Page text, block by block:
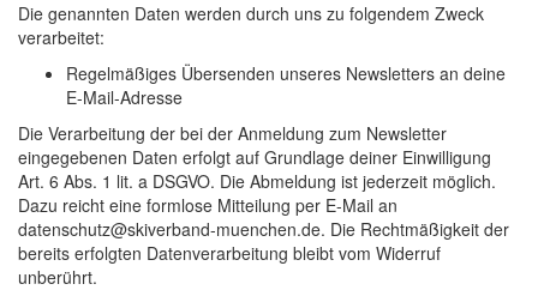
Die genannten Daten werden durch uns zu folgendem Zweck
verarbeitet:
Regelmäßiges Übersenden unseres Newsletters an deine
E-Mail-Adresse
Die Verarbeitung der bei der Anmeldung zum Newsletter
eingegebenen Daten erfolgt auf Grundlage deiner Einwilligung
Art. 6 Abs. 1 lit. a DSGVO. Die Abmeldung ist jederzeit möglich.
Dazu reicht eine formlose Mitteilung per E-Mail an
datenschutz@skiverband-muenchen.de. Die Rechtmäßigkeit der
bereits erfolgten Datenverarbeitung bleibt vom Widerruf
unberührt.